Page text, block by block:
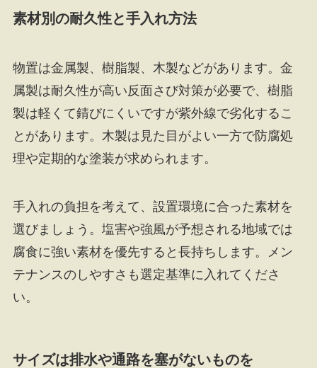
素材別の耐久性と手入れ方法
物置は金属製、樹脂製、木製などがあります。金
属製は耐久性が高い反面さび対策が必要で、樹脂
製は軽くて錆びにくいですが紫外線で劣化するこ
とがあります。木製は見た目がよい一方で防腐処
理や定期的な塗装が求められます。
手入れの負担を考えて、設置環境に合った素材を
選びましょう。塩害や強風が予想される地域では
腐食に強い素材を優先すると長持ちします。メン
テナンスのしやすさも選定基準に入れてくださ
い。
サイズは排水や通路を塞がないものを